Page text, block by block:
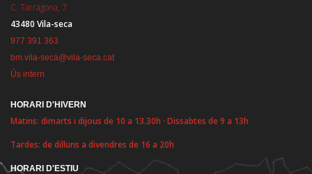
C. Tarragona, 7
43480 Vila-seca
977 391 363
bm.vila-seca@vila-seca.cat
Ús intern
HORARI D'HIVERN
Matins: dimarts i dijous de 10 a 13.30h · Dissabtes de 9 a 13h
Tardes: de dilluns a divendres de 16 a 20h
HORARI D'ESTIU